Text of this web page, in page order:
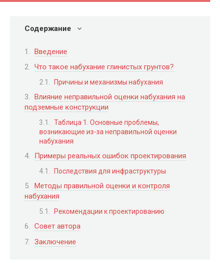
Содержание
Введение
Что такое набухание глинистых грунтов?
Причины и механизмы набухания
Влияние неправильной оценки набухания на
подземные конструкции
Таблица 1. Основные проблемы,
возникающие из-за неправильной оценки
набухания
Примеры реальных ошибок проектирования
Последствия для инфраструктуры
Методы правильной оценки и контроля
набухания
Рекомендации к проектированию
Совет автора
Заключение